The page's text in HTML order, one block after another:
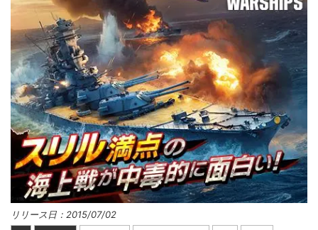
リリース日：2015/07/02